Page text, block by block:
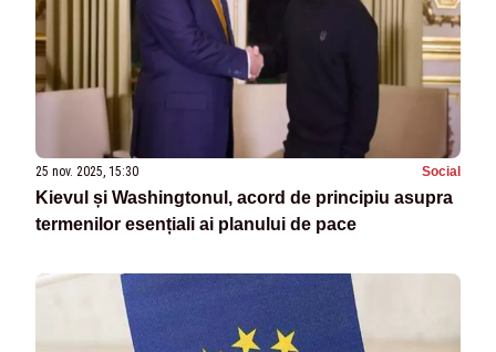
25 nov. 2025, 15:30 Social
Kievul și Washingtonul, acord de principiu asupra
termenilor esențiali ai planului de pace